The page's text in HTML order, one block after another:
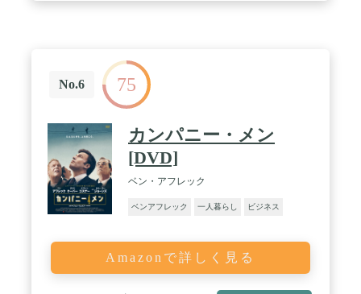
No.6 75
カンパニー・メン
[DVD]
ベン・アフレック
ベンアフレック 一人暮らし ビジネス
Amazonで詳しく見る